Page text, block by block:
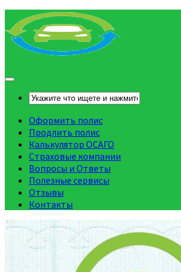
Оформить полис
Продлить полис
Калькулятор ОСАГО
Страховые компании
Вопросы и Ответы
Полезные сервисы
Отзывы
Контакты